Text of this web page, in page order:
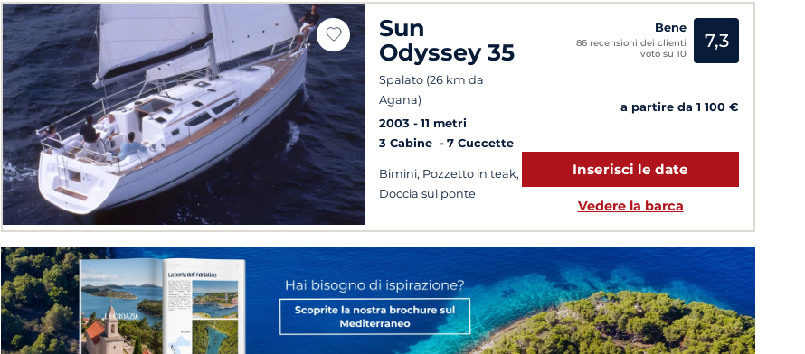
Sun
Odyssey 35
Spalato (26 km da
Agana)
2003
11 metri
3 Cabine
7 Cuccette
Bimini, Pozzetto in teak,
Doccia sul ponte
Bene
86 recensioni dei clienti
voto su 10
7,3
a partire da 1 100 €
Inserisci le date
Vedere la barca